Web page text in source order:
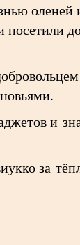
оленей
и
за